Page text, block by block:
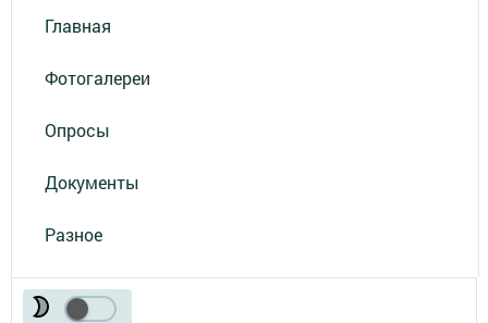
Главная
Фотогалереи
Опросы
Документы
Разное